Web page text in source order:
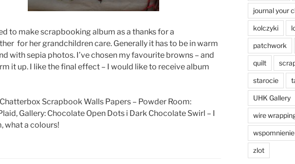
to make scrapbooking album as a thanks for a
for her grandchildren care. Generally it has to be in warm
with sepia photos. I’ve chosen my favourite browns – and
it up. I like the final effect – I would like to receive album
Chatterbox Scrapbook Walls Papers – Powder Room:
Gallery: Chocolate Open Dots i Dark Chocolate Swirl – I
what a colours!
journal your
kolczyki
patchwork
quilt
starocie
UHK Gallery
wire
wspomnienie
zlot